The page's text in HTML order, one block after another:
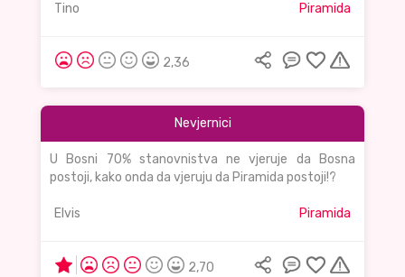
Tino Piramida
2,36
Nevjernici
U Bosni 70% stanovnistva ne vjeruje da Bosna
postoji, kako onda da vjeruju da Piramida postoji!?
Elvis Piramida
2,70